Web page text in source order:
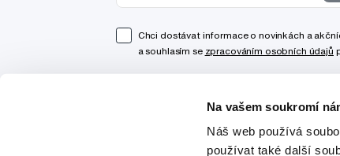
Na vašem soukromí
Náš web používá
používat také další
Chci dostávat informace o novinkách a
a souhlasím se zpracováním osobních údajů